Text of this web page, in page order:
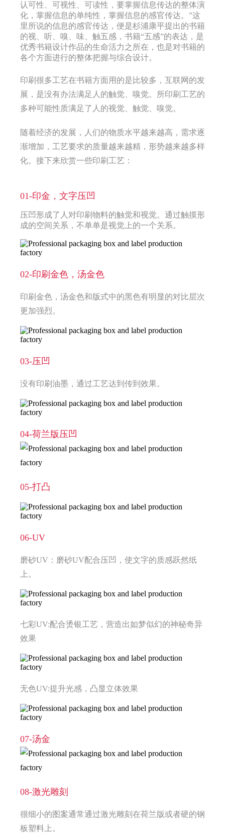
认可性、可视性、可读性，要掌握信息传达的整体演
化，掌握信息的单纯性，掌握信息的感官传达。”这
里所说的信息的感官传达，便是杉浦康平提出的书籍
的视、听、嗅、味、触五感，书籍“五感”的表达，是
优秀书籍设计作品的生命活力之所在，也是对书籍的
各个方面进行的整体把握与综合设计。
印刷很多工艺在书籍方面用的是比较多，互联网的发
展，是没有办法满足人的触觉、嗅觉。所印刷工艺的
多种可能性质满足了人的视觉、触觉、嗅觉。
随着经济的发展，人们的物质水平越来越高，需求逐
渐增加，工艺要求的质量越来越精，形势越来越多样
化。接下来欣赏一些印刷工艺：
01-印金，文字压凹
压凹形成了人对印刷物料的触觉和视觉。通过触摸形
成的空间关系，不单单是视觉上的一个关系。
02-印刷金色，汤金色
印刷金色，汤金色和版式中的黑色有明显的对比层次
更加强烈。
03-压凹
没有印刷油墨，通过工艺达到传到效果。
04-荷兰版压凹
05-打凸
06-UV
磨砂UV：磨砂UV配合压凹，使文字的质感跃然纸
上。
七彩UV:配合烫银工艺，营造出如梦似幻的神秘奇异
效果
无色UV:提升光感，凸显立体效果
07-汤金
08-激光雕刻
很细小的图案通常通过激光雕刻在荷兰版或者硬的钢
板塑料上。